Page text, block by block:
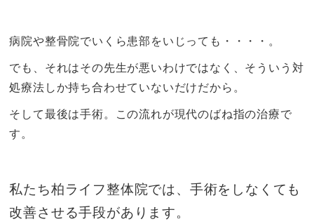
病院や整骨院でいくら患部をいじっても・・・・。
でも、それはその先生が悪いわけではなく、そういう対
処療法しか持ち合わせていないだけだから。
そして最後は手術。この流れが現代のばね指の治療で
す。
私たち柏ライフ整体院では、手術をしなくても
改善させる手段があります。